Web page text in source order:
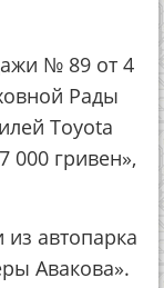
№ 89 от 4
Рады
Toyota
000 гривен»,
из автопарка
Авакова».